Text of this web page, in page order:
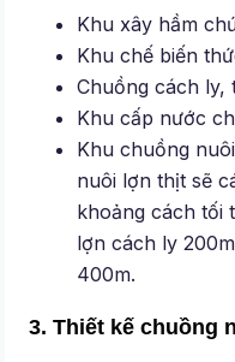
Khu xây hầm
Khu chế biến
Chuồng cách ly,
Khu cấp nước
Khu chuồng
nuôi lợn thịt sẽ
khoảng cách tối
lợn cách ly
400m.
3. Thiết kế chuồng